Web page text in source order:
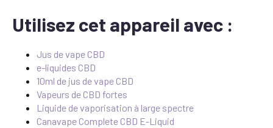
Utilisez cet appareil avec :
Jus de vape CBD
e-liquides CBD
10ml de jus de vape CBD
Vapeurs de CBD fortes
Liquide de vaporisation à large spectre
Canavape Complete CBD E-Liquid